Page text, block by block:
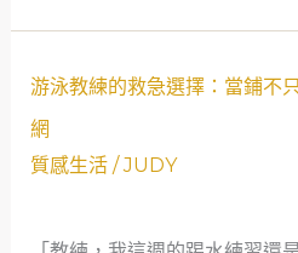
急
不
救
游泳教練的救急選擇：當鋪不
網
質感生活/JUDY
游
練